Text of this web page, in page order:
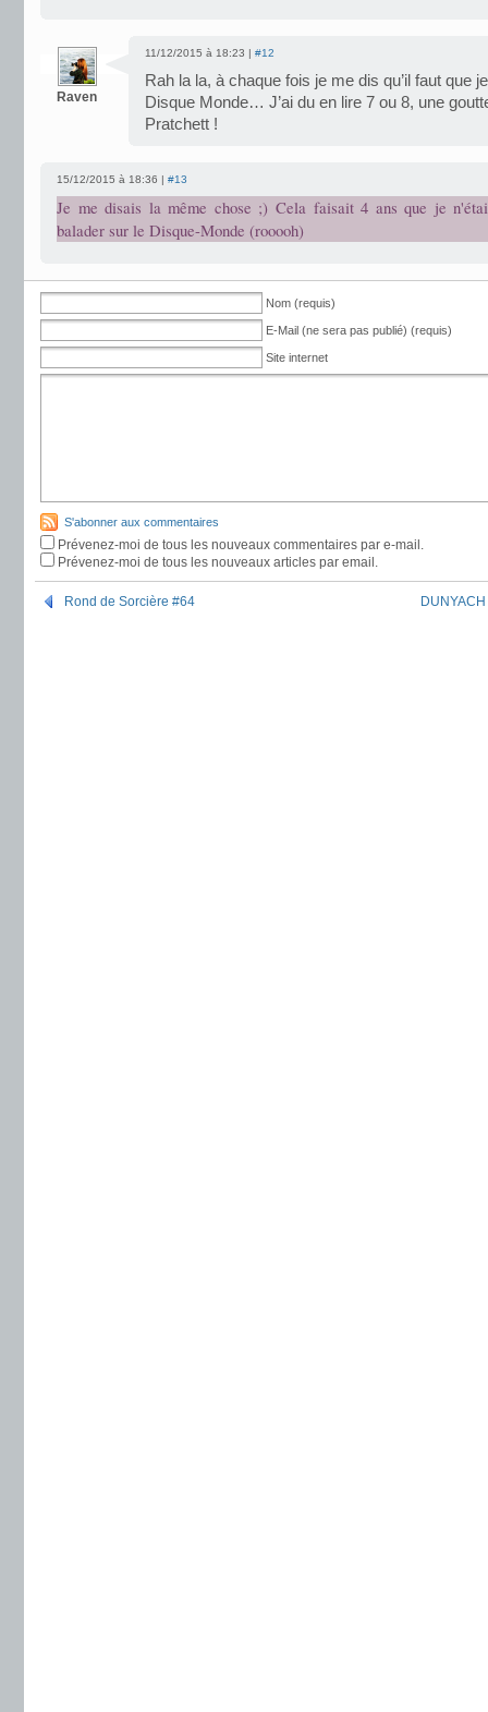
Raven
11/12/2015 à 18:23 | #12
Rah la la, à chaque fois je me dis qu’il faut que
Disque Monde… J’ai du en lire 7 ou 8, une
Pratchett !
15/12/2015 à 18:36 | #13
Je me disais la même chose ;) Cela faisait 4 ans que je
balader sur le Disque-Monde (rooooh)
Nom (requis)
E-Mail (ne sera pas publié) (requis)
Site internet
S'abonner aux commentaires
Prévenez-moi de tous les nouveaux commentaires par e-mail.
Prévenez-moi de tous les nouveaux articles par email.
Rond de Sorcière #64